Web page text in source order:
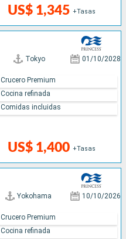
US$ 1,345 +Tasas
Tokyo 01/10/2028
US$ 1,400 +Tasas
Crucero Premium
Cocina refinada
Comidas incluidas
Yokohama 10/10/2026
Crucero Premium
Cocina refinada